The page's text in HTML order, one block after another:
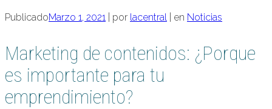
PublicadoMarzo 1, 2021 por lacentral en Noticias
Marketing de contenidos: ¿Porque
es importante para tu
emprendimiento?